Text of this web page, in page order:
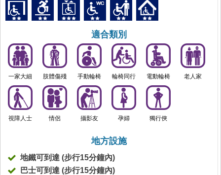
適合類別
一家大細 肢體傷殘 手動輪椅 輪椅同行 電動輪椅 老人家
視障人士 情侶 攝影友 孕婦 獨行俠
地方設施
地鐵可到達 (步行15分鐘內)
巴士可到達 (步行15分鐘內)